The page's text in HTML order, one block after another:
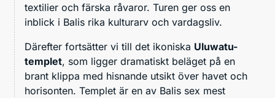
textilier och färska råvaror. Turen ger oss en
inblick i Balis rika kulturarv och vardagsliv.
Därefter fortsätter vi till det ikoniska Uluwatu-
templet, som ligger dramatiskt beläget på en
brant klippa med hisnande utsikt över havet och
horisonten. Templet är en av Balis sex mest